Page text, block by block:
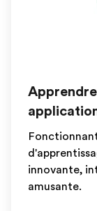
innovante,
amusante.